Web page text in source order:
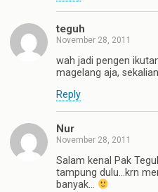
teguh
November 28, 2011
wah jadi pengen
magelang aja,
Reply
Nur
November 28, 2011
Salam kenal Pak
tampung dulu…krn
banyak…